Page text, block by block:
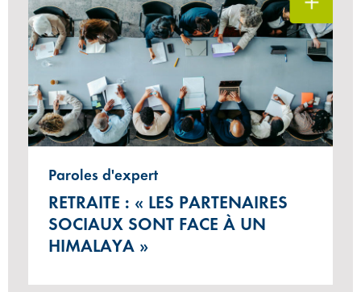
Paroles d'expert
RETRAITE : « LES PARTENAIRES
SOCIAUX SONT FACE À UN
HIMALAYA »